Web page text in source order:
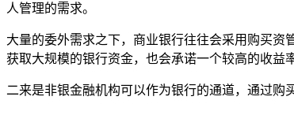
人管理的需求。
大量的委外需求之下，商业银行往往会采用购买
获取大规模的银行资金，也会承诺一个较高的收益率
二来是非银金融机构可以作为银行的通道，通过购